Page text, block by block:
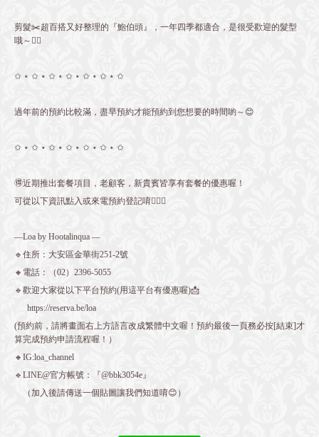
剪髮✂️超百搭又好整理的『鮑伯頭』，一年四季都適合，是很受歡迎的髮型
哦～👌🏻
✩ ⋆ ✩ ⋆ ✩ ⋆ ✩ ⋆ ✩ ⋆ ✩ ⋆ ✩
過年前的預約比較滿，盡早預約才能預約到您想要的時間喲～😊
✩ ⋆ ✩ ⋆ ✩ ⋆ ✩ ⋆ ✩ ⋆ ✩ ⋆ ✩
🉐近期推出套餐項目，老顧客，新貴賓皆享有套餐的優惠喔！
可從以下資訊點入或來電預約登記唷💁🏻‍♀️
—Loa by Hootalinqua —
🔹住所：大安區金華街251-2號
🔸電話：（02）2396-5055
🔹歡迎大家從以下平台預約(用這平台有優惠喔)📩
https://reserva.be/loa
(預約前，請將畫面右上方語言改成繁體中文喔！預約最後一頁務必按[結束]才
算完成預約申請流程喔！）
🔸IG:loa_channel
🔹LINE@官方帳號：『@bbk3054e』
（加入後請傳送一個貼圖讓我們知道唷😊）